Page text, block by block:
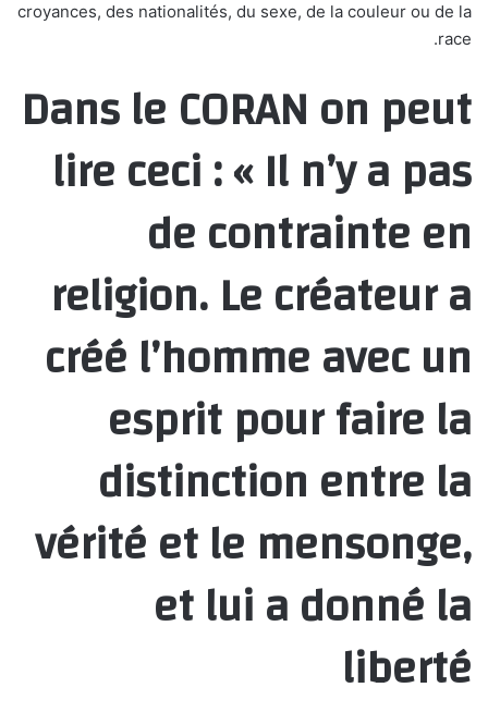
croyances, des nationalités, du sexe, de la couleur ou de la
race.
Dans le CORAN on peut
lire ceci : « Il n’y a pas
de contrainte en
religion. Le créateur a
créé l’homme avec un
esprit pour faire la
distinction entre la
vérité et le mensonge,
et lui a donné la
liberté